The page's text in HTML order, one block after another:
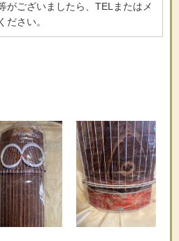
がございましたら、TELまたはメ
ださい。